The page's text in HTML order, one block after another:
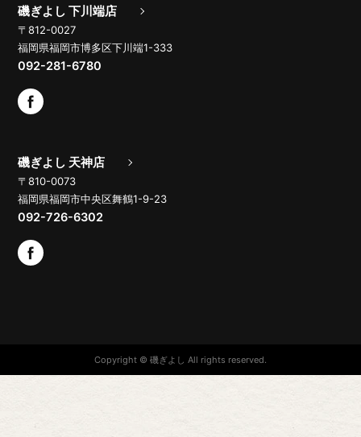
磯ぎよし 下川端店
〒812-0027
福岡県福岡市博多区下川端1-333
092-281-6780
磯ぎよし 天神店
〒810-0073
福岡県福岡市中央区舞鶴1-9-23
092-726-6302
Copyright © 磯ぎよし All rights reserved.